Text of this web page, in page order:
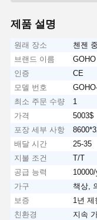
제품 설명
원래 장소
첸젠
브랜드 이름
GOHO
인증
CE
모델 번호
최소 주문 수량
1
가격
5003$
포장 세부 사항
배달 시간
25-35
지불 조건
T/T
공급 능력
가구
책상,
보증
1년 제
친환경
지속